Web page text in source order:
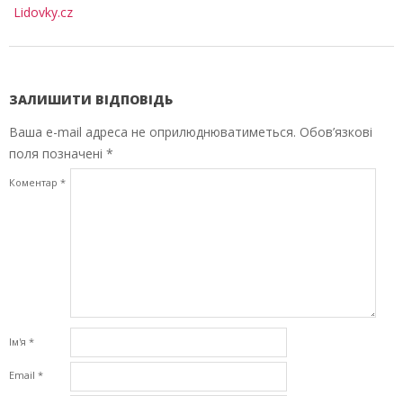
Lidovky.cz
ЗАЛИШИТИ ВІДПОВІДЬ
Ваша e-mail адреса не оприлюднюватиметься. Обов’язкові
поля позначені *
Коментар *
Ім'я *
Email *